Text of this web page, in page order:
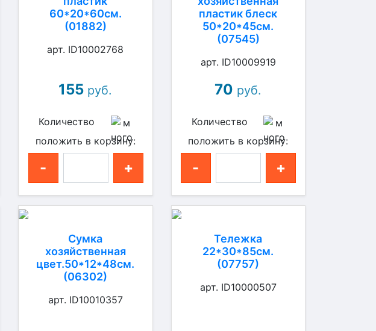
60*20*60см.
(01882)
арт. ID10002768
155 руб.
Количество
положить в корзину:
- +
пластик блеск
50*20*45см.
(07545)
арт. ID10009919
70 руб.
Количество
положить в корзину:
- +
Сумка
хозяйственная
цвет.50*12*48см.
(06302)
арт. ID10010357
Тележка
22*30*85см.
(07757)
арт. ID10000507